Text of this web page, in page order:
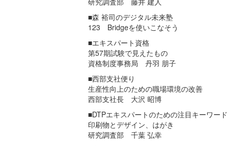
■森 裕司のデジタル未来塾
123 Bridgeを使いこなそう
■エキスパート資格
第57期試験で見えたもの
資格制度事務局 丹羽 朋子
■西部支社便り
生産性向上のための職場環境の改善
西部支社長 大沢 昭博
■DTPエキスパートのための注目キーワード
印刷物とデザイン、はがき
研究調査部 千葉 弘幸